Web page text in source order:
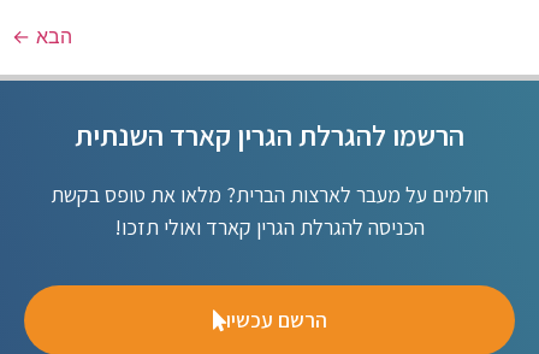
הבא ←
הרשמו להגרלת הגרין קארד השנתית
חולמים על מעבר לארצות הברית? מלאו את טופס בקשת
הכניסה להגרלת הגרין קארד ואולי תזכו!
הרשם עכשיו